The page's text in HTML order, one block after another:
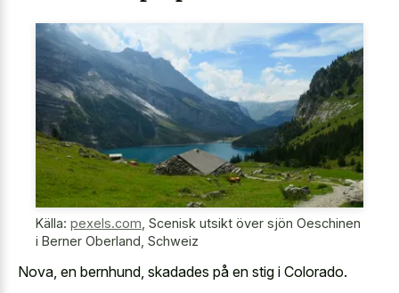
Källa: pexels.com Scenisk utsikt över sjön Oeschinen
i Berner Oberland, Schweiz
Nova, en bernhund, skadades på en stig i Colorado.